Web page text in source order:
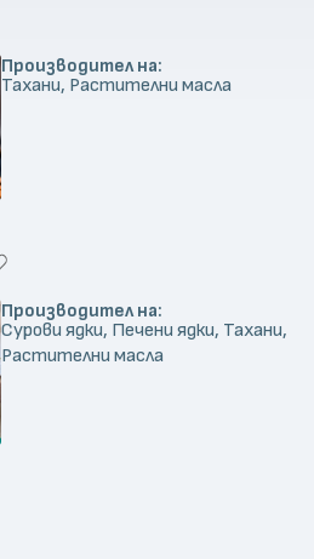
Производител на:
Тахани, Растителни масла
Производител на:
Сурови ядки, Печени ядки, Тахани,
Растителни масла